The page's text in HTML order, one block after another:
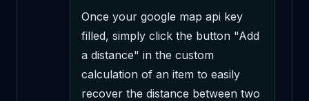
Once your google map api key
filled, simply click the button "Add
a distance" in the custom
calculation of an item to easily
recover the distance between two